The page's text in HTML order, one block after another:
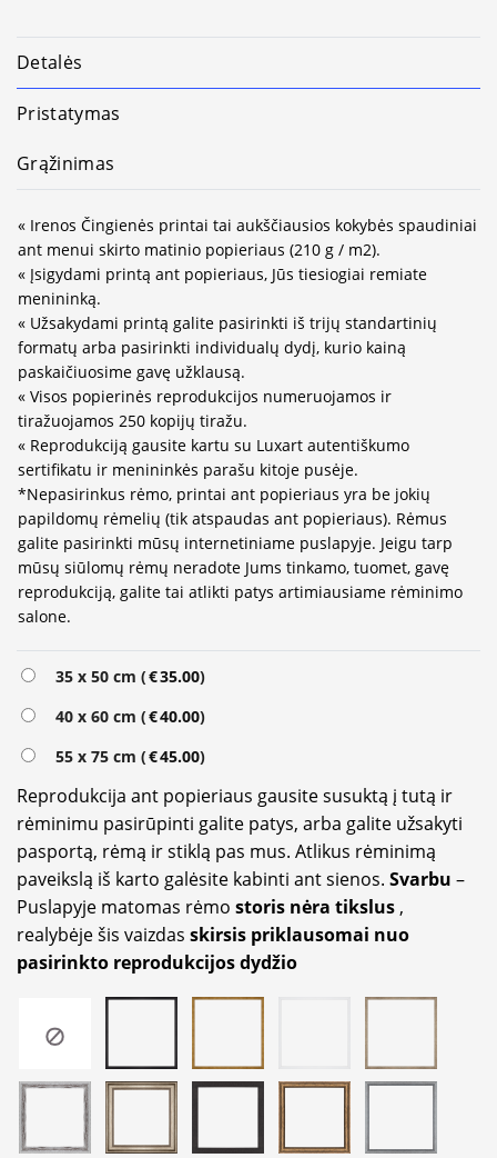
Detalės
Pristatymas
Grąžinimas
« Irenos Čingienės printai tai aukščiausios kokybės spaudiniai
ant menui skirto matinio popieriaus (210 g / m2).
« Įsigydami printą ant popieriaus, Jūs tiesiogiai remiate
menininką.
« Užsakydami printą galite pasirinkti iš trijų standartinių
formatų arba pasirinkti individualų dydį, kurio kainą
paskaičiuosime gavę užklausą.
« Visos popierinės reprodukcijos numeruojamos ir
tiražuojamos 250 kopijų tiražu.
« Reprodukciją gausite kartu su Luxart autentiškumo
sertifikatu ir menininkės parašu kitoje pusėje.
*Nepasirinkus rėmo, printai ant popieriaus yra be jokių
papildomų rėmelių (tik atspaudas ant popieriaus). Rėmus
galite pasirinkti mūsų internetiniame puslapyje. Jeigu tarp
mūsų siūlomų rėmų neradote Jums tinkamo, tuomet, gavę
reprodukciją, galite tai atlikti patys artimiausiame rėminimo
salone.
35 x 50 cm (€35.00)
40 x 60 cm (€40.00)
55 x 75 cm (€45.00)
Reprodukcija ant popieriaus gausite susuktą į tutą ir
rėminimu pasirūpinti galite patys, arba galite užsakyti
pasportą, rėmą ir stiklą pas mus. Atlikus rėminimą
paveikslą iš karto galėsite kabinti ant sienos. Svarbu –
Puslapyje matomas rėmo storis nėra tikslus ,
realybėje šis vaizdas skirsis priklausomai nuo
pasirinkto reprodukcijos dydžio
Alternative: